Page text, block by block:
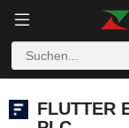
FLUTTER
FLUTTER